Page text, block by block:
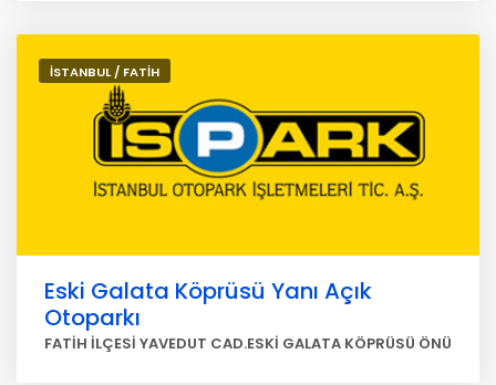
İSTANBUL / FATİH
Eski Galata Köprüsü Yanı Açık
Otoparkı
FATİH İLÇESİ YAVEDUT CAD.ESKİ GALATA KÖPRÜSÜ ÖNÜ